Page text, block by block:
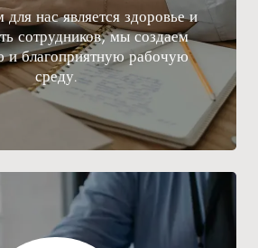
нас является здоровье и
сотрудников, мы создаем
и благоприятную рабочую
среду.